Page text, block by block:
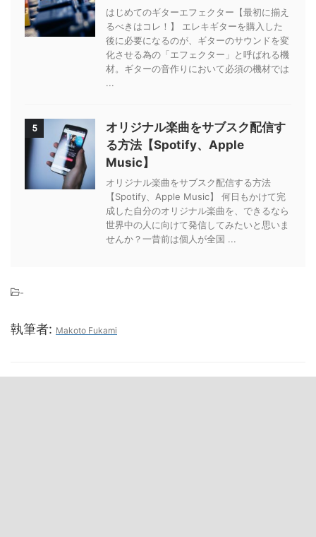
はじめてのギターエフェクター【最初に揃え
るべきはコレ！】 エレキギターを購入した
後に必要になるのが、ギターのサウンドを変
化させる為の「エフェクター」と呼ばれる機
材。ギターの音作りにおいて必須の機材では
...
5
オリジナル楽曲をサブスク配信す
る方法【Spotify、Apple
Music】
オリジナル楽曲をサブスク配信する方法
【Spotify、Apple Music】 何日もかけて完
成した自分のオリジナル楽曲を、できるなら
世界中の人に向けて発信してみたいと思いま
せんか？一昔前は個人が全国 ...
-
執筆者: Makoto Fukami